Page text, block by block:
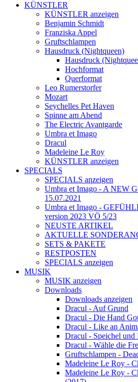
KÜNSTLER
KÜNSTLER anzeigen
Benjamin Schmidt
Franziska Appel
Gruftschlampen
Hausdruck (Nightqueen)
Hausdruck
Hochformat
Querformat
Leo Rumerstorfer
Mozart
Seychelles Pet Haven
Spinne am Abend
The Electric Avantgarde
Umbra et Imago
Dracul
Madeleine Le Roy
KÜNSTLER anzeigen
SPECIALS
SPECIALS anzeigen
Umbra et Imago - A NEW
15.07.2021
Umbra et Imago -
version 2023 VÖ 5/23
NEUSTE ARTIKEL
AKTUELLE
SETS & PAKETE
RESTPOSTEN
SPECIALS anzeigen
MUSIK
MUSIK anzeigen
Downloads
Downloads anzeigen
Dracul - Auf Grund
Dracul - Die Hand
Dracul - Like an
Dracul - Speichel und
Dracul - Wähle die
Gruftschlampen -
Madeleine Le Roy -
Madeleine Le Roy -